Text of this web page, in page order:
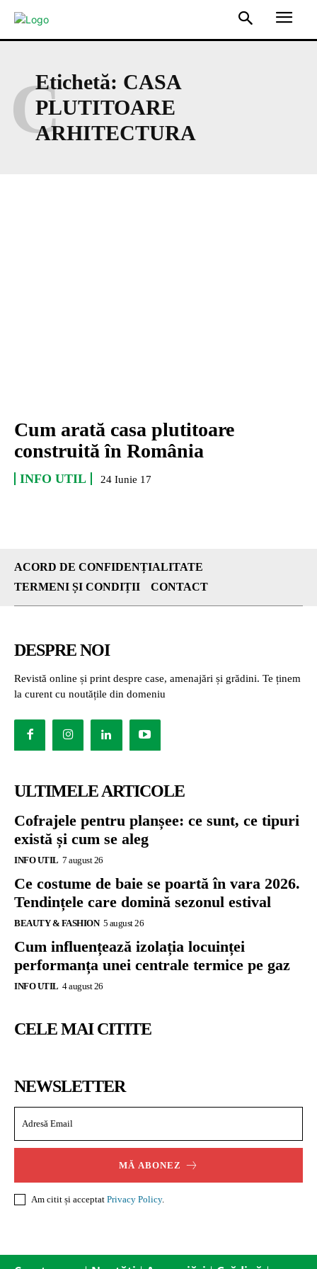
Etichetă: CASA
PLUTITOARE
ARHITECTURA
C
Cum arată casa plutitoare
construită în România
INFO UTIL 24 Iunie 17
ACORD DE CONFIDENȚIALITATE
TERMENI ȘI CONDIȚII
CONTACT
DESPRE NOI
Revistă online și print despre case, amenajări și grădini. Te ținem
la curent cu noutățile din domeniu
ULTIMELE ARTICOLE
Cofrajele pentru planșee: ce sunt, ce tipuri
există și cum se aleg
INFO UTIL 7 august 26
Ce costume de baie se poartă în vara 2026.
Tendințele care domină sezonul estival
BEAUTY & FASHION 5 august 26
Cum influențează izolația locuinței
performanța unei centrale termice pe gaz
INFO UTIL 4 august 26
CELE MAI CITITE
NEWSLETTER
MĂ ABONEZ
Am citit și acceptat Privacy Policy.